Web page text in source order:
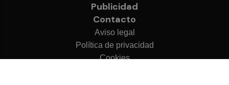
Publicidad
Contacto
Aviso legal
Política de privacidad
Cookies